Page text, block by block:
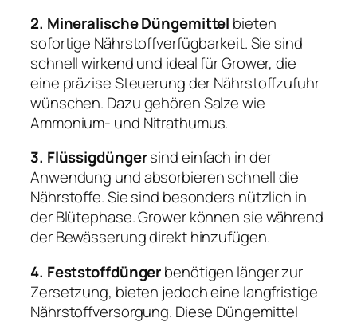
2. Mineralische Düngemittel bieten
sofortige Nährstoffverfügbarkeit. Sie sind
schnell wirkend und ideal für Grower, die
eine präzise Steuerung der Nährstoffzufuhr
wünschen. Dazu gehören Salze wie
Ammonium- und Nitrathumus.
3. Flüssigdüngersind einfach in der
Anwendung und absorbieren schnell die
Nährstoffe. Sie sind besonders nützlich in
der Blütephase. Grower können sie während
der Bewässerung direkt hinzufügen.
4. Feststoffdüngerbenötigen länger zur
Zersetzung, bieten jedoch eine langfristige
Nährstoffversorgung. Diese Düngemittel